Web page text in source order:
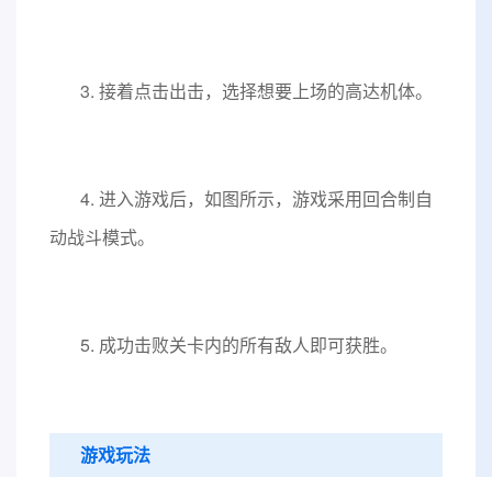
3. 接着点击出击，选择想要上场的高达机体。
4. 进入游戏后，如图所示，游戏采用回合制自
动战斗模式。
5. 成功击败关卡内的所有敌人即可获胜。
游戏玩法